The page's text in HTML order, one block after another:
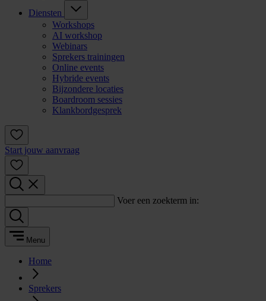
Diensten
Workshops
AI workshop
Webinars
Sprekers trainingen
Online events
Hybride events
Bijzondere locaties
Boardroom sessies
Klankbordgesprek
Start jouw aanvraag
Voer een zoekterm in:
Menu
Home
Sprekers